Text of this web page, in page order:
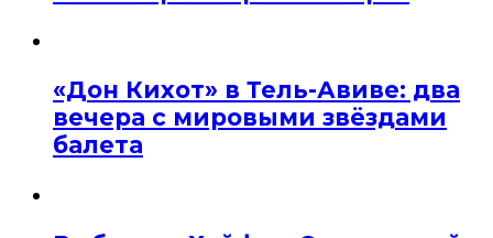
«Дон Кихот» в Тель-Авиве: два
вечера с мировыми звёздами
балета